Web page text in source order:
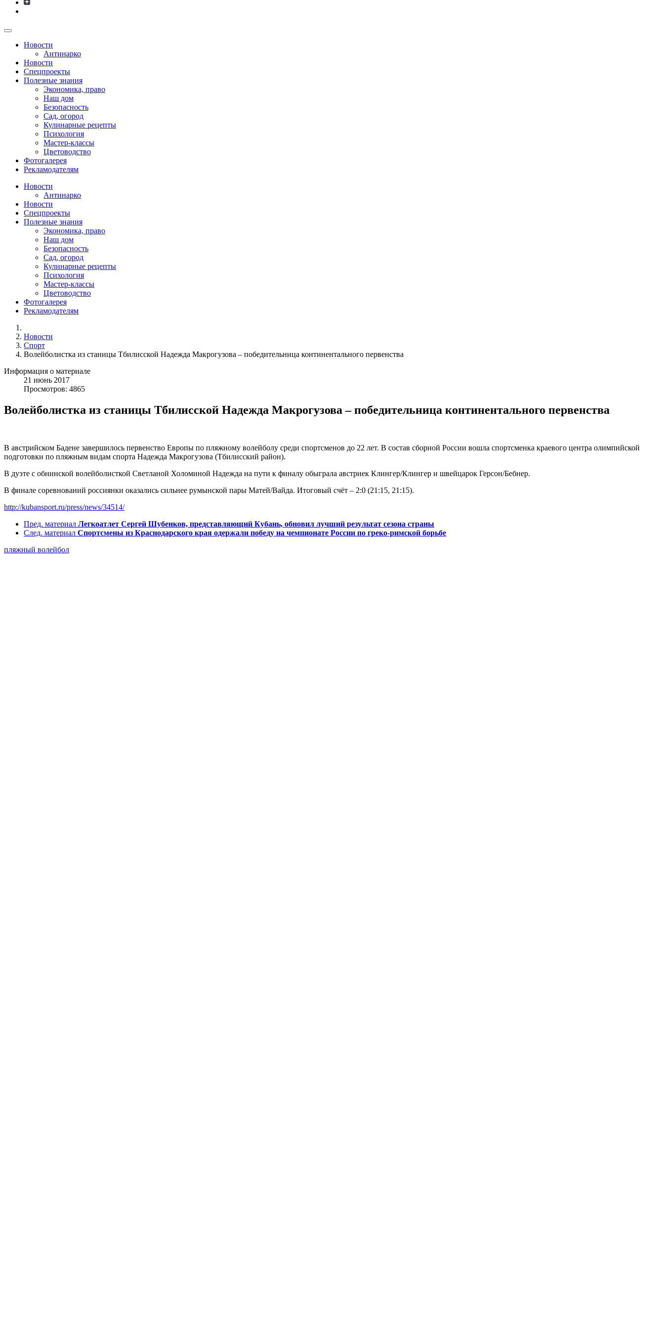
Новости
Антинарко
Новости
Спецпроекты
Полезные знания
Экономика, право
Наш дом
Безопасность
Сад, огород
Кулинарные рецепты
Психология
Мастер-классы
Цветоводство
Фотогалерея
Рекламодателям
Новости
Антинарко
Новости
Спецпроекты
Полезные знания
Экономика, право
Наш дом
Безопасность
Сад, огород
Кулинарные рецепты
Психология
Мастер-классы
Цветоводство
Фотогалерея
Рекламодателям
Новости
Спорт
Волейболистка из станицы Тбилисской Надежда Макрогузова – победительница континентального первенства
Информация о материале
21 июнь 2017
Просмотров: 4865
Волейболистка из станицы Тбилисской Надежда Макрогузова – победительница континентального первенства
В австрийском Бадене завершилось первенство Европы по пляжному волейболу среди спортсменов до 22 лет. В состав сборной России вошла спортсменка краевого центра олимпийской
подготовки по пляжным видам спорта Надежда Макрогузова (Тбилисский район).
В дуэте с обнинской волейболисткой Светланой Холоминой Надежда на пути к финалу обыграла австриек Клингер/Клингер и швейцарок Герсон/Бебнер.
В финале соревнований россиянки оказались сильнее румынской пары Матей/Вайда. Итоговый счёт – 2:0 (21:15, 21:15).
http://kubansport.ru/press/news/34514/
Пред. материал Легкоатлет Сергей Шубенков, представляющий Кубань, обновил лучший результат сезона страны
След. материал Спортсмены из Краснодарского края одержали победу на чемпионате России по греко-римской борьбе
пляжный волейбол